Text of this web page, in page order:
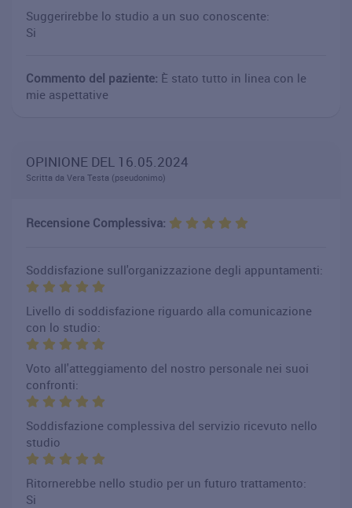
Suggerirebbe lo studio a un suo conoscente:
Si
Commento del paziente: È stato tutto in linea con le
mie aspettative
OPINIONE DEL 16.05.2024
Scritta da Vera Testa (pseudonimo)
Recensione Complessiva:
Soddisfazione sull'organizzazione degli appuntamenti:
Livello di soddisfazione riguardo alla comunicazione
con lo studio:
Voto all'atteggiamento del nostro personale nei suoi
confronti:
Soddisfazione complessiva del servizio ricevuto nello
studio
Ritornerebbe nello studio per un futuro trattamento:
Si